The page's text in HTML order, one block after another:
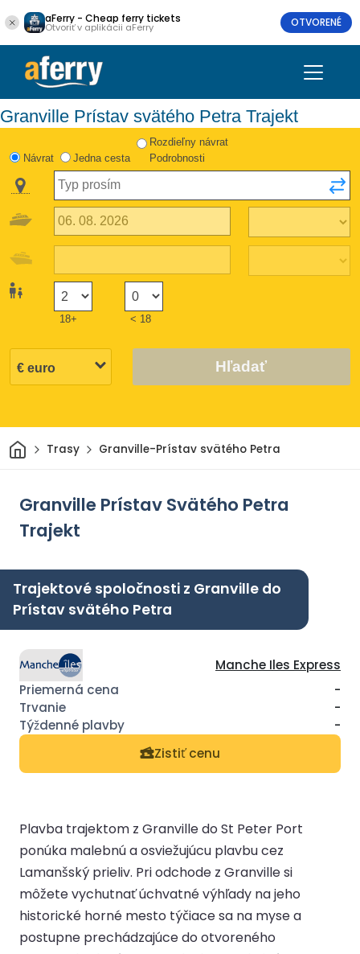
aFerry - Cheap ferry tickets
Otvoriť v aplikácii aFerry OTVORENÉ
Granville Prístav svätého Petra Trajekt
Návrat Jedna cesta
Rozdieľny návrat
Podrobnosti
18+ < 18
Hľadať
Domov
Trasy Granville-Prístav svätého Petra
Granville Prístav Svätého Petra
Trajekt
Trajektové spoločnosti z Granville do
Prístav svätého Petra
Manche Iles Express
-
-
-
Zistiť cenu
Plavba trajektom z Granville do St Peter Port
ponúka malebnú a osviežujúcu plavbu cez
Lamanšský prieliv. Pri odchode z Granville si
môžete vychutnať úchvatné výhľady na jeho
historické horné mesto týčiace sa na myse a
postupne prechádzajúce do otvoreného